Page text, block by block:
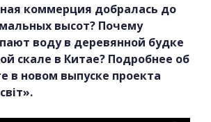
коммерция добралась до
высот? Почему
воду в деревянной будке
скале в Китае? Подробнее об
в новом выпуске проекта